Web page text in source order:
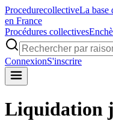
ProcedurecollectiveLa base
en France
Procédures collectives
ConnexionS'inscrire
Liquidation